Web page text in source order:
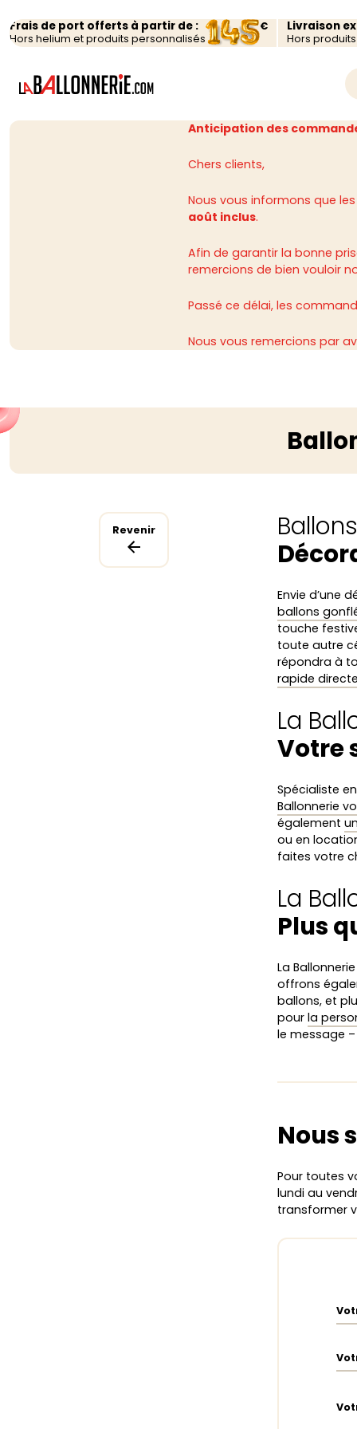
Frais de port offerts à partir de :
Hors helium et produits personnalisés
€ Livraison
Hors
Anticipation des
Chers clients,
Nous vous informons que
août inclus.
Afin de garantir la bonne
remercions de bien vouloir
Passé ce délai, les
Nous vous remercions par
Revenir
Envie d’une
ballons
touche
toute autre
répondra à
rapide
La
Votre
Spécialiste
Ballonnerie
également
ou en
faites votre
La
Plus
La
offrons
ballons, et
pour la
le message
Nous
Pour toutes
lundi au
transformer